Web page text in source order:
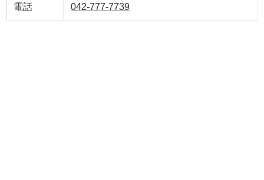
電話 042-777-7739